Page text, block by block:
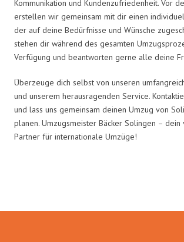
Kommunikation und Kundenzufriedenheit. Vor
erstellen wir gemeinsam mit dir einen
der auf deine Bedürfnisse und Wünsche
stehen dir während des gesamten
Verfügung und beantworten gerne alle deine
Überzeuge dich selbst von unseren
und unserem herausragenden Service.
und lass uns gemeinsam deinen Umzug von
planen. Umzugsmeister Bäcker Solingen – dein
Partner für internationale Umzüge!